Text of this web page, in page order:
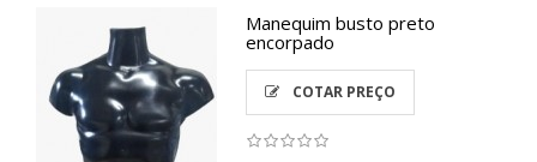
Manequim busto preto
encorpado
COTAR PREÇO